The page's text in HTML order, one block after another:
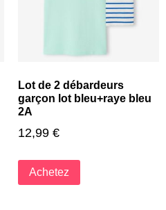
Lot de 2 débardeurs
garçon lot bleu+raye bleu
2A
12,99 €
Achetez